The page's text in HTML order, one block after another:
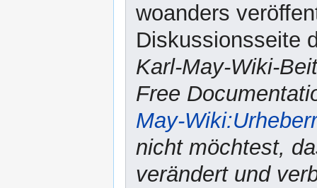
woanders
Diskussionsseite
Karl-May-Wiki-
Free
May-
nicht möchtest,
verändert und